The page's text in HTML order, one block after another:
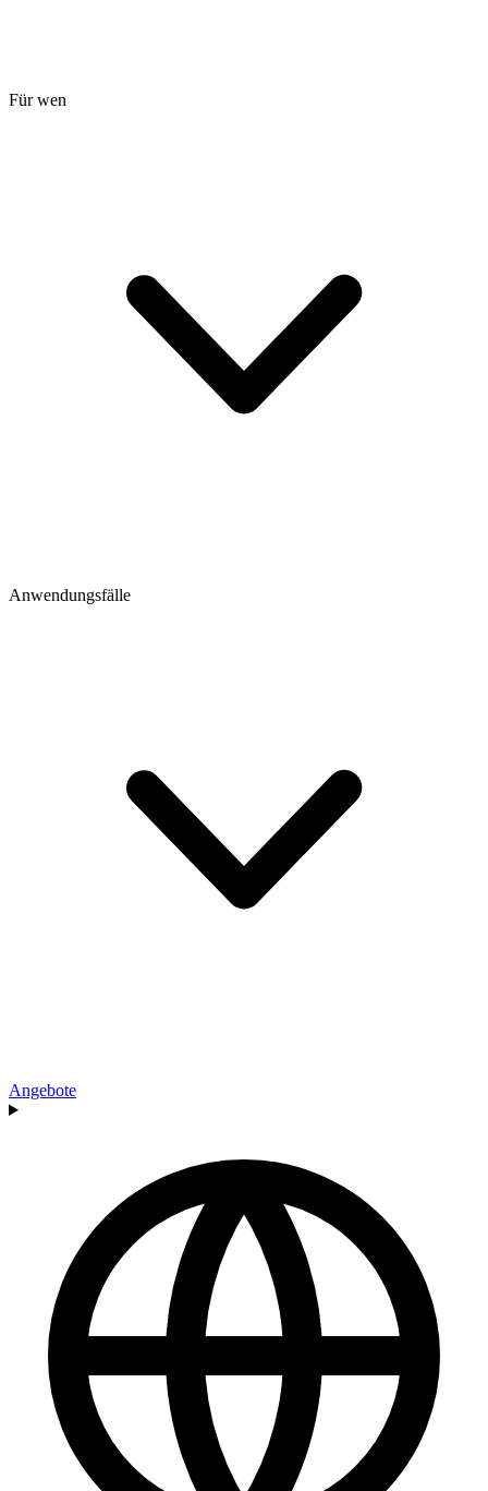
Für wen
Anwendungsfälle
Angebote